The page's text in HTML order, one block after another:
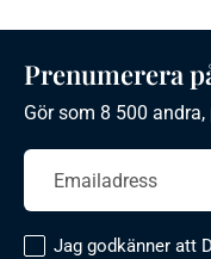
Prenumerera
Gör som 8 500
Jag godkänner att